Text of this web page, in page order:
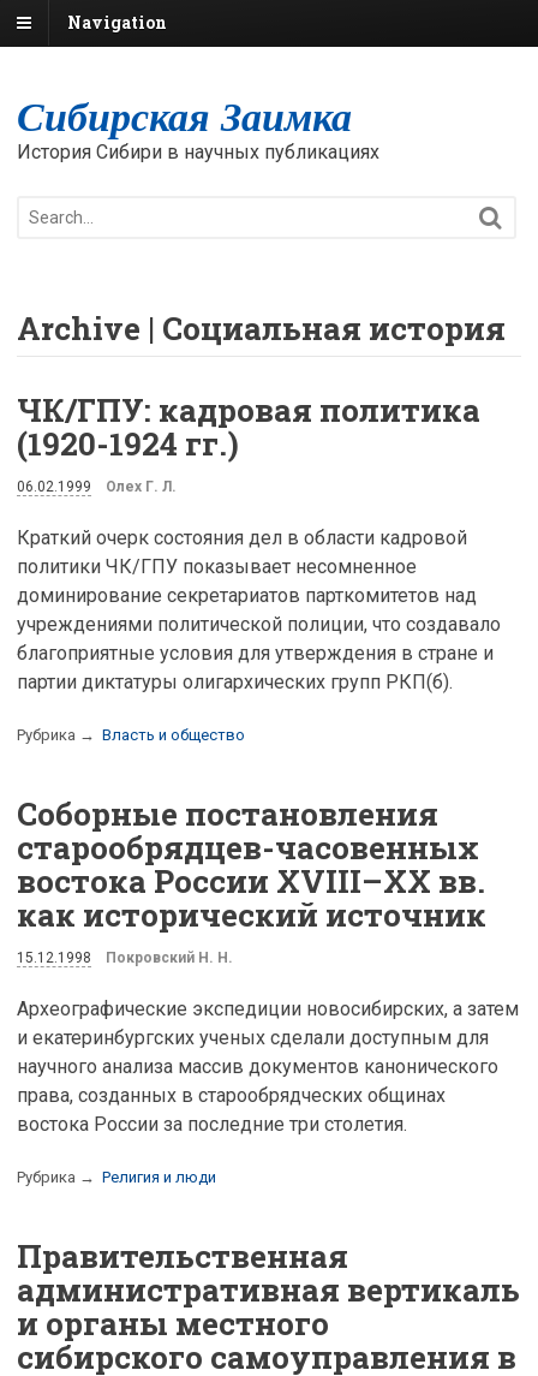
Navigation
Сибирская Заимка
История Сибири в научных публикациях
Archive | Социальная история
ЧК/ГПУ: кадровая политика
(1920-1924 гг.)
06.02.1999 Олех Г. Л.
Краткий очерк состояния дел в области кадровой
политики ЧК/ГПУ показывает несомненное
доминирование секретариатов парткомитетов над
учреждениями политической полиции, что создавало
благоприятные условия для утверждения в стране и
партии диктатуры олигархических групп РКП(б).
Рубрика → Власть и общество
Соборные постановления
старообрядцев-часовенных
востока России XVIII–XX вв.
как исторический источник
15.12.1998 Покровский Н. Н.
Археографические экспедиции новосибирских, а затем
и екатеринбургских ученых сделали доступным для
научного анализа массив документов канонического
права, созданных в старообрядческих общинах
востока России за последние три столетия.
Рубрика → Религия и люди
Правительственная
административная вертикаль
и органы местного
сибирского самоуправления в